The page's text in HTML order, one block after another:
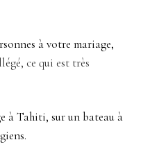
à votre mariage,
ce qui est très
à Tahiti, sur un bateau à